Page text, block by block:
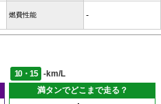
燃費性能 -
10・15
-km/L
満タンでどこまで走る？